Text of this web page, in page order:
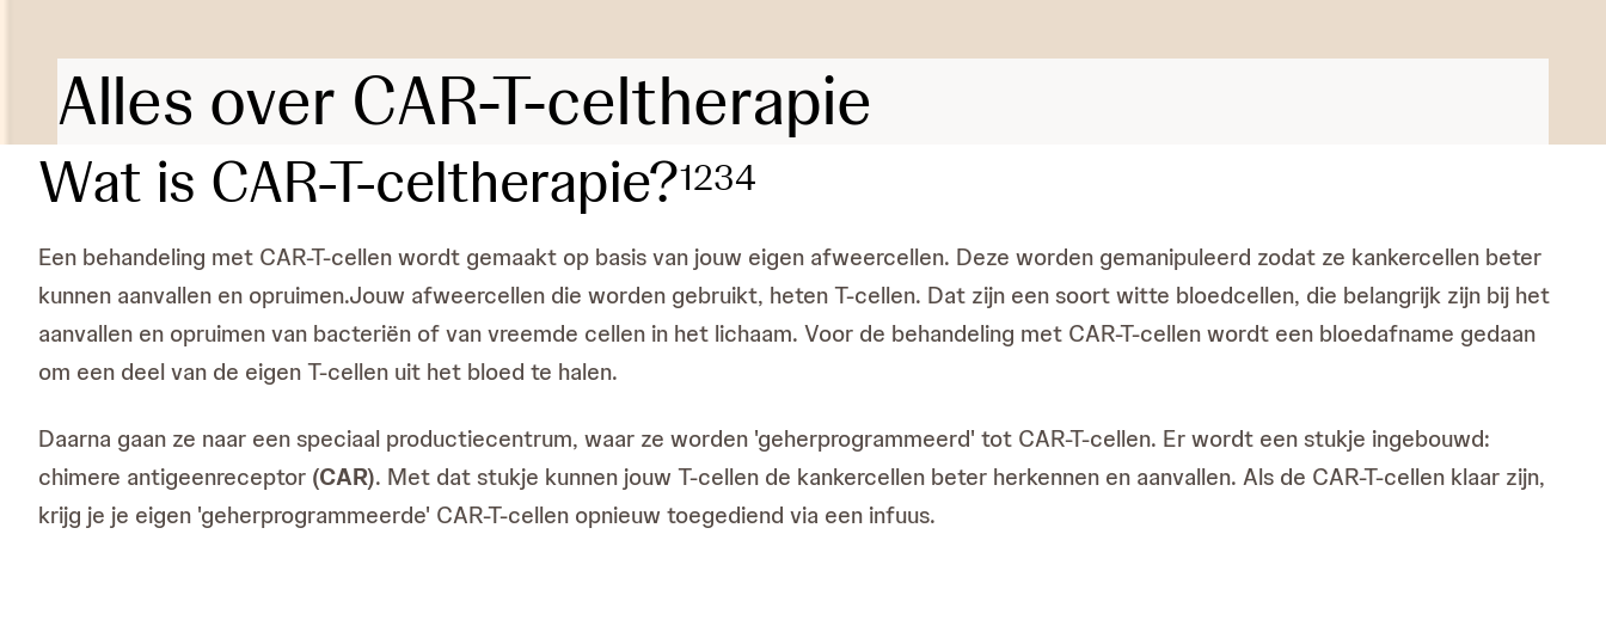
Alles over CAR-T-celtherapie
Wat is CAR-T-celtherapie?1234
Een behandeling met CAR-T-cellen wordt gemaakt op basis van jouw eigen afweercellen. Deze worden gemanipuleerd zodat ze kankercellen beter
kunnen aanvallen en opruimen.Jouw afweercellen die worden gebruikt, heten T-cellen. Dat zijn een soort witte bloedcellen, die belangrijk zijn bij het
aanvallen en opruimen van bacteriën of van vreemde cellen in het lichaam. Voor de behandeling met CAR-T-cellen wordt een bloedafname gedaan
om een deel van de eigen T-cellen uit het bloed te halen.
Daarna gaan ze naar een speciaal productiecentrum, waar ze worden 'geherprogrammeerd' tot CAR-T-cellen. Er wordt een stukje ingebouwd:
chimere antigeenreceptor (CAR). Met dat stukje kunnen jouw T-cellen de kankercellen beter herkennen en aanvallen. Als de CAR-T-cellen klaar zijn,
krijg je je eigen 'geherprogrammeerde' CAR-T-cellen opnieuw toegediend via een infuus.